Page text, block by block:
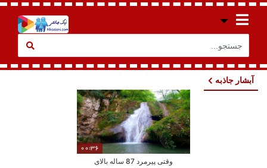
آبشار جاذبه
00:36
وقتی پیرمرد 87 ساله بالای